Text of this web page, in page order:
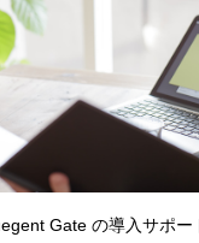
Gate の導入サポー